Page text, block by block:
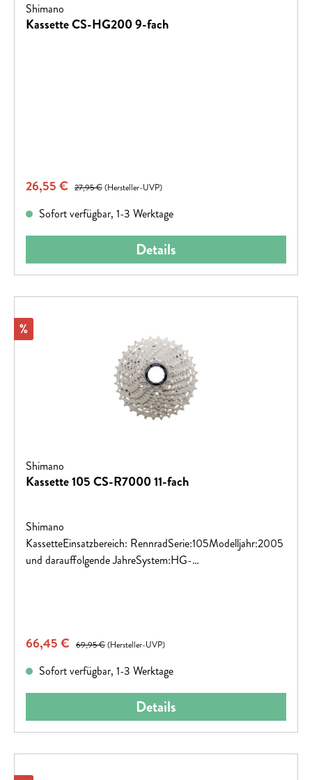
Shimano
Kassette CS-HG200 9-fach
Verkaufspreis:
26,55 € Regulärer Preis:
27,95 €(Hersteller-UVP)
Sofort verfügbar, 1-3 Werktage
Details
Rabatt
%
Shimano
Kassette 105 CS-R7000 11-fach
Shimano
KassetteEinsatzbereich: RennradSerie:105Modelljahr:2005
und darauffolgende JahreSystem:HG-
Verkaufspreis:
66,45 € Regulärer Preis:
69,95 €(Hersteller-UVP)
Sofort verfügbar, 1-3 Werktage
Details